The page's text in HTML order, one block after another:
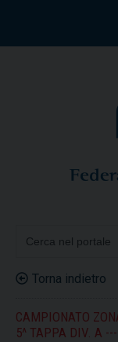
Torna indietro
CAMPIONATO
5^ TAPPA DIV. A